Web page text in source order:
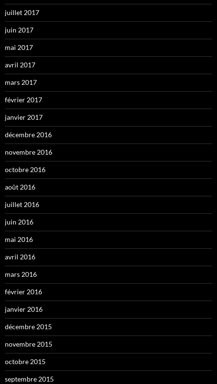
juillet 2017
juin 2017
mai 2017
avril 2017
mars 2017
février 2017
janvier 2017
décembre 2016
novembre 2016
octobre 2016
août 2016
juillet 2016
juin 2016
mai 2016
avril 2016
mars 2016
février 2016
janvier 2016
décembre 2015
novembre 2015
octobre 2015
septembre 2015